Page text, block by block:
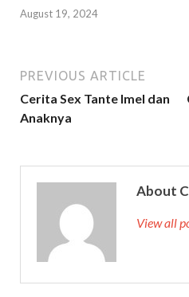
August 19, 2024
PREVIOUS ARTICLE
Cerita Sex Tante Imel dan
Anaknya
About
View all